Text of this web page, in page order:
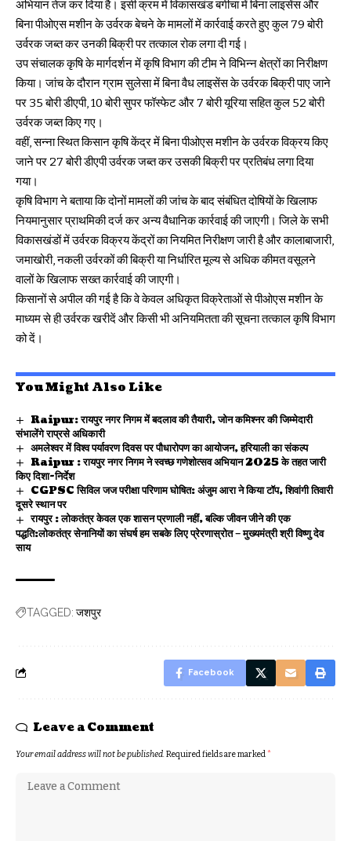
अभियान तेज कर दिया है। इसी क्रम में विकासखंड बगीचा में बिना लाइसेंस और
बिना पीओएस मशीन के उर्वरक बेचने के मामलों में कार्रवाई करते हुए कुल 79 बोरी
उर्वरक जब्त कर उनकी बिक्री पर तत्काल रोक लगा दी गई।
उप संचालक कृषि के मार्गदर्शन में कृषि विभाग की टीम ने विभिन्न क्षेत्रों का निरीक्षण
किया। जांच के दौरान ग्राम सुलेसा में बिना वैध लाइसेंस के उर्वरक बिक्री पाए जाने
पर 35 बोरी डीएपी, 10 बोरी सुपर फॉस्फेट और 7 बोरी यूरिया सहित कुल 52 बोरी
उर्वरक जब्त किए गए।
वहीं, सन्ना स्थित किसान कृषि केंद्र में बिना पीओएस मशीन के उर्वरक विक्रय किए
जाने पर 27 बोरी डीएपी उर्वरक जब्त कर उसकी बिक्री पर प्रतिबंध लगा दिया
गया।
कृषि विभाग ने बताया कि दोनों मामलों की जांच के बाद संबंधित दोषियों के खिलाफ
नियमानुसार प्राथमिकी दर्ज कर अन्य वैधानिक कार्रवाई की जाएगी। जिले के सभी
विकासखंडों में उर्वरक विक्रय केंद्रों का नियमित निरीक्षण जारी है और कालाबाजारी,
जमाखोरी, नकली उर्वरकों की बिक्री या निर्धारित मूल्य से अधिक कीमत वसूलने
वालों के खिलाफ सख्त कार्रवाई की जाएगी।
किसानों से अपील की गई है कि वे केवल अधिकृत विक्रेताओं से पीओएस मशीन के
माध्यम से ही उर्वरक खरीदें और किसी भी अनियमितता की सूचना तत्काल कृषि विभाग
को दें।
You Might Also Like
Raipur: रायपुर नगर निगम में बदलाव की तैयारी, जोन कमिश्नर की जिम्मेदारी
संभालेंगे राप्रसे अधिकारी
अमलेश्वर में विश्व पर्यावरण दिवस पर पौधारोपण का आयोजन, हरियाली का संकल्प
Raipur : रायपुर नगर निगम ने स्वच्छ गणेशोत्सव अभियान 2025 के तहत जारी
किए दिशा-निर्देश
CGPSC सिविल जज परीक्षा परिणाम घोषित: अंजुम आरा ने किया टॉप, शिवांगी तिवारी
दूसरे स्थान पर
रायपुर : लोकतंत्र केवल एक शासन प्रणाली नहीं, बल्कि जीवन जीने की एक
पद्धति:लोकतंत्र सेनानियों का संघर्ष हम सबके लिए प्रेरणास्रोत – मुख्यमंत्री श्री विष्णु देव
साय
TAGGED: जशपुर
Facebook
Leave a Comment
Your email address will not be published. Required fields are marked *